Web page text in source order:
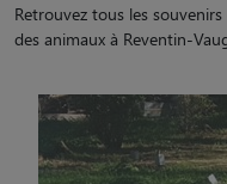
Retrouvez tous les
des animaux à Reventin-